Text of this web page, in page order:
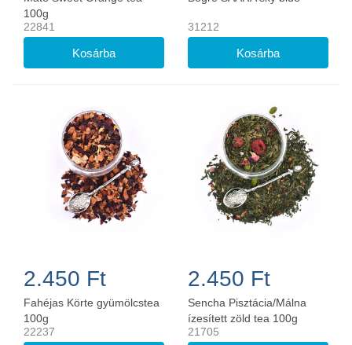
100g
22841
31212
2.450 Ft
Fahéjas Körte gyümölcstea
100g
22237
2.450 Ft
Sencha Pisztácia/Málna
ízesített zöld tea 100g
21705